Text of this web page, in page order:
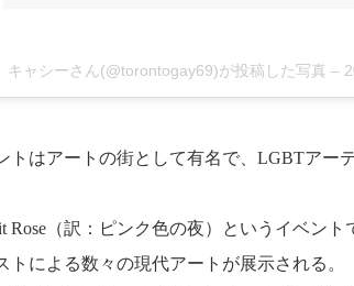
キャシーさん(@torontogay69)が投稿した写真 –
はアートの街として有名で、LGBTアー
Rose（訳：ピンク色の夜）というイベン
トによる数々の現代アートが展示される。